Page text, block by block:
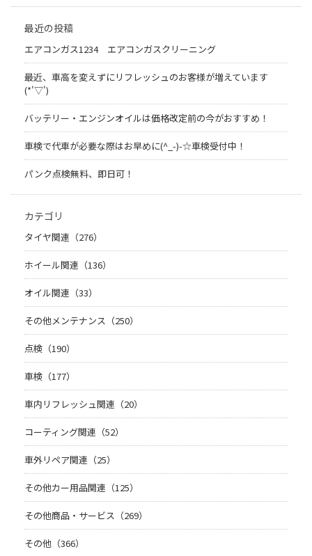
最近の投稿
エアコンガス1234 エアコンガスクリーニング
最近、車高を変えずにリフレッシュのお客様が増えています
(*'▽')
バッテリー・エンジンオイルは価格改定前の今がおすすめ！
車検で代車が必要な際はお早めに(^_-)-☆車検受付中！
パンク点検無料、即日可！
カテゴリ
タイヤ関連（276）
ホイール関連（136）
オイル関連（33）
その他メンテナンス（250）
点検（190）
車検（177）
車内リフレッシュ関連（20）
コーティング関連（52）
車外リペア関連（25）
その他カー用品関連（125）
その他商品・サービス（269）
その他（366）